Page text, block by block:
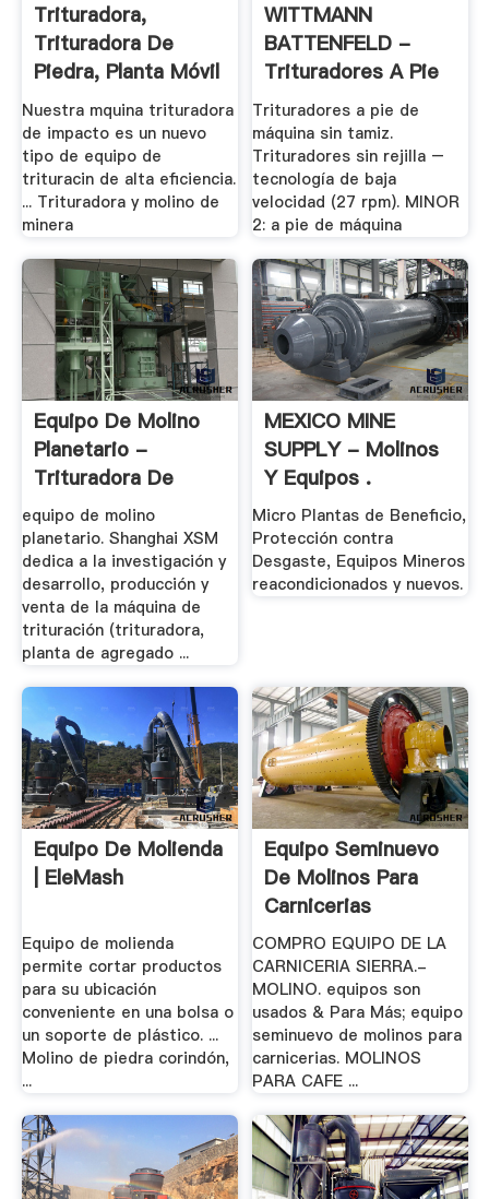
Trituradora,
Trituradora De
Piedra, Planta Móvil
De ...
Nuestra mquina trituradora
de impacto es un nuevo
tipo de equipo de
trituracin de alta eficiencia.
... Trituradora y molino de
minera
WITTMANN
BATTENFELD -
Trituradores A Pie
De .
Trituradores a pie de
máquina sin tamiz.
Trituradores sin rejilla –
tecnología de baja
velocidad (27 rpm). MINOR
2: a pie de máquina
Equipo De Molino
Planetario -
Trituradora De
Cono
equipo de molino
planetario. Shanghai XSM
dedica a la investigación y
desarrollo, producción y
venta de la máquina de
trituración (trituradora,
planta de agregado ...
MEXICO MINE
SUPPLY - Molinos
Y Equipos .
Micro Plantas de Beneficio,
Protección contra
Desgaste, Equipos Mineros
reacondicionados y nuevos.
Equipo De Molienda
| EleMash
Equipo de molienda
permite cortar productos
para su ubicación
conveniente en una bolsa o
un soporte de plástico. ...
Molino de piedra corindón,
...
Equipo Seminuevo
De Molinos Para
Carnicerias
COMPRO EQUIPO DE LA
CARNICERIA SIERRA.-
MOLINO. equipos son
usados & Para Más; equipo
seminuevo de molinos para
carnicerias. MOLINOS
PARA CAFE ...